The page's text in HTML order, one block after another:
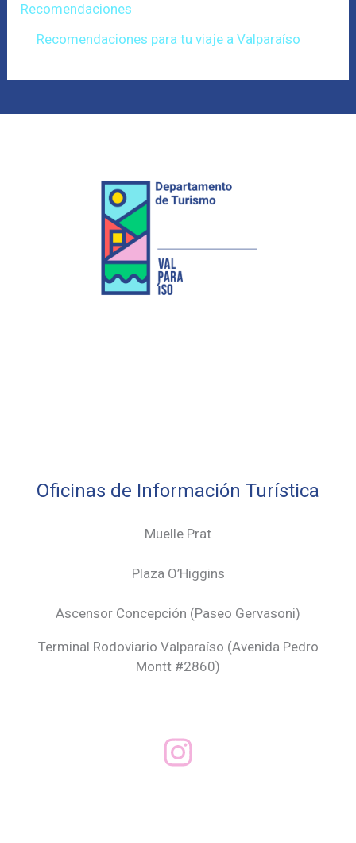
Recomendaciones
Recomendaciones para tu viaje a Valparaíso
Oficinas de Información Turística
Muelle Prat
Plaza O’Higgins
Ascensor Concepción (Paseo Gervasoni)
Terminal Rodoviario Valparaíso (Avenida Pedro
Montt #2860)